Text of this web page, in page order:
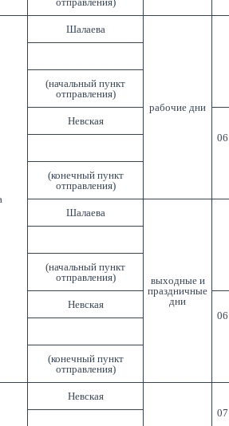
Шалаева
рабочие дни
(начальный пункт
отправления)
Невская
(конечный пункт
отправления)
Шалаева
выходные и
праздничные
дни
(начальный пункт
отправления)
Невская
(конечный пункт
отправления)
Невская